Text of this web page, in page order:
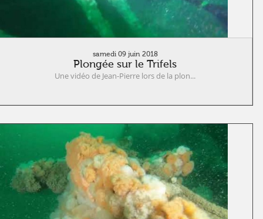
samedi 09 juin 2018
Plongée sur le Trifels
Une vidéo de Jean-Pierre lors de la plon...